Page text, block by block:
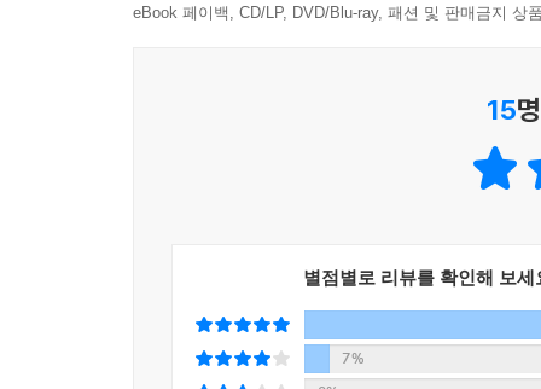
eBook 페이백, CD/LP, DVD/Blu-ray, 패션 및 판매금지 상
15
별점별로 리뷰를 확인해 보세
7%